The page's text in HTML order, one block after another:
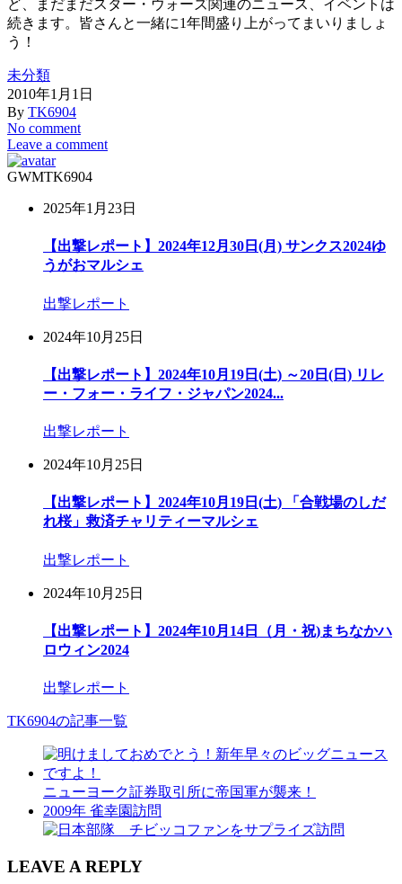
ど、まだまだスター・ウォーズ関連のニュース、イベントは
続きます。皆さんと一緒に1年間盛り上がってまいりましょ
う！
未分類
2010年1月1日
By TK6904
No comment
Leave a comment
GWMTK6904
2025年1月23日
【出撃レポート】2024年12月30日(月) サンクス2024ゆ
うがおマルシェ
出撃レポート
2024年10月25日
【出撃レポート】2024年10月19日(土) ～20日(日) リレ
ー・フォー・ライフ・ジャパン2024...
出撃レポート
2024年10月25日
【出撃レポート】2024年10月19日(土) 「合戦場のしだ
れ桜」救済チャリティーマルシェ
出撃レポート
2024年10月25日
【出撃レポート】2024年10月14日（月・祝)まちなかハ
ロウィン2024
出撃レポート
TK6904の記事一覧
ニューヨーク証券取引所に帝国軍が襲来！
2009年 雀幸園訪問
LEAVE A REPLY